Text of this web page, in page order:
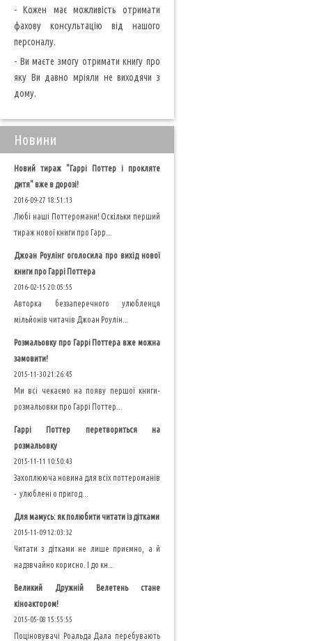
- Кожен має можливість отримати
фахову консультацію від нашого
персоналу.
- Ви маєте змогу отримати книгу про
яку Ви давно мріяли не виходячи з
дому.
Новини
Новий тираж "Гаррі Поттер і прокляте
дитя" вже в дорозі!
2016-09-27 18:51:13
Любі наші Поттеромани! Оскільки перший
тираж нової книги про Гарр...
Джоан Роулінг оголосила про вихід нової
книги про Гаррі Поттера
2016-02-15 20:05:55
Авторка беззаперечного улюбленця
мільйонів читачів Джоан Роулін...
Розмальовку про Гаррі Поттера вже можна
замовити!
2015-11-30 21:26:45
Ми всі чекаємо на появу першої книги-
розмальовки про Гаррі Поттер...
Гаррі Поттер перетвориться на
розмальовку
2015-11-11 10:50:43
Захоплююча новина для всіх поттероманів
- улюблені о пригод...
Для мамусь: як полюбити читати із дітками
2015-11-09 12:03:32
Читати з дітками не лише приємно, а й
надзвчайно корисно. І до кн...
Великий Дружній Велетень стане
кіноактором!
2015-05-08 15:55:55
Поціновувачі Роальда Дала перебувають